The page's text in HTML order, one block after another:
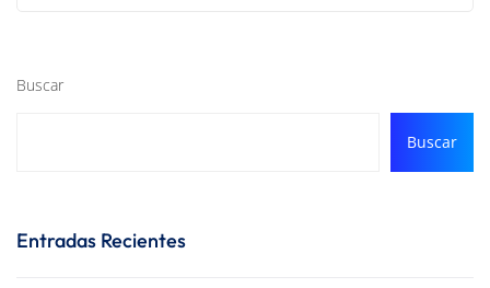
Buscar
Buscar
Entradas Recientes